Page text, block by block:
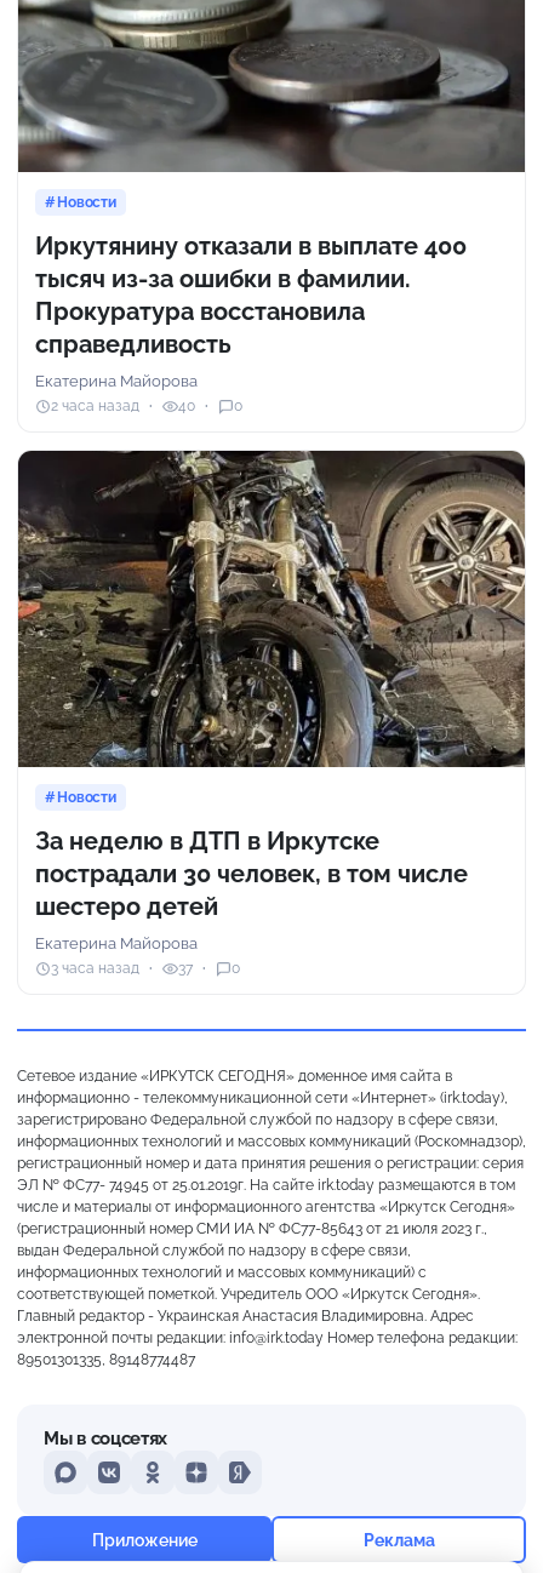
+28° Переменная облачность
Ощущается как +28
Новости
Иркутянину отказали в выплате 400
тысяч из-за ошибки в фамилии.
Прокуратура восстановила
справедливость
Екатерина Майорова
2 часа назад 40 0
Новости
За неделю в ДТП в Иркутске
пострадали 30 человек, в том числе
шестеро детей
Екатерина Майорова
3 часа назад 37 0
Сетевое издание «ИРКУТСК СЕГОДНЯ» доменное имя сайта в
информационно - телекоммуникационной сети «Интернет» (irk.today),
зарегистрировано Федеральной службой по надзору в сфере связи,
информационных технологий и массовых коммуникаций (Роскомнадзор),
регистрационный номер и дата принятия решения о регистрации: серия
ЭЛ № ФС77- 74945 от 25.01.2019г. На сайте irk.today размещаются в том
числе и материалы от информационного агентства «Иркутск Сегодня»
(регистрационный номер СМИ ИА № ФС77-85643 от 21 июля 2023 г.,
выдан Федеральной службой по надзору в сфере связи,
информационных технологий и массовых коммуникаций) с
соответствующей пометкой. Учредитель ООО «Иркутск Сегодня».
Главный редактор - Украинская Анастасия Владимировна. Адрес
электронной почты редакции: info@irk.today Номер телефона редакции:
89501301335, 89148774487
Мы в соцсетях
MAXVKontakteOdnoklassniki
DzenYandex
Приложение Реклама